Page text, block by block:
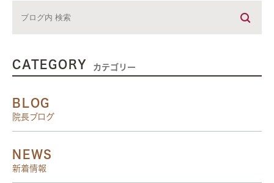
CATEGORY カテゴリー
BLOG
院長ブログ
NEWS
新着情報